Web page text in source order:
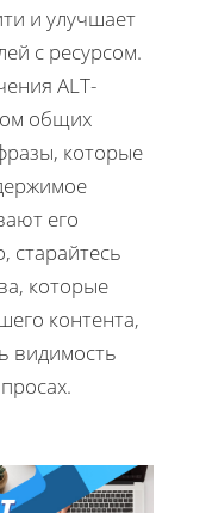
и улучшает
с ресурсом.
ALT-
общих
которые
его
старайтесь
которые
контента,
видимость